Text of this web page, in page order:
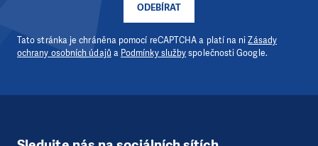
ODEBÍRAT
Tato stránka je chráněna pomocí reCAPTCHA a platí na niZásady
ochrany osobních údajů a Podmínky službyspolečnosti Google.